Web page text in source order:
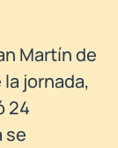
Martín de
jornada,
24
se